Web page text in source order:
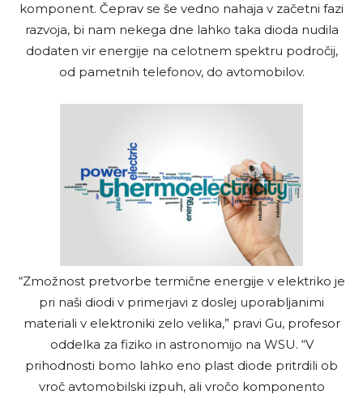
komponent. Čeprav se še vedno nahaja v začetni fazi
razvoja, bi nam nekega dne lahko taka dioda nudila
dodaten vir energije na celotnem spektru področij,
od pametnih telefonov, do avtomobilov.
“Zmožnost pretvorbe termične energije v elektriko je
pri naši diodi v primerjavi z doslej uporabljanimi
materiali v elektroniki zelo velika,” pravi Gu, profesor
oddelka za fiziko in astronomijo na WSU. “V
prihodnosti bomo lahko eno plast diode pritrdili ob
vroč avtomobilski izpuh, ali vročo komponento